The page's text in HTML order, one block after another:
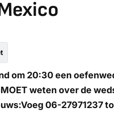
om 20:30 een
weten over de
Voeg06-27971237